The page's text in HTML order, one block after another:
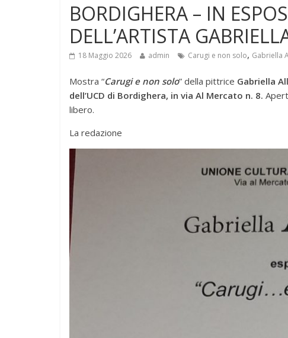
BORDIGHERA – IN
DELL’ARTISTA
18 Maggio 2026 admin Carugi e non solo, Gabriella
Mostra “Carugi e non solo” della pittrice Gabriella
dell’UCD di Bordighera, in via Al Mercato n. 8.
libero.
La redazione